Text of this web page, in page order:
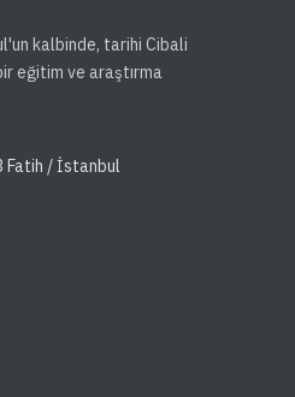
kalbinde, tarihi Cibali
eğitim ve araştırma
Fatih / İstanbul